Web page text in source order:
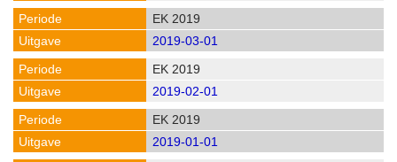
EK 2019
2019-03-01
EK 2019
2019-02-01
EK 2019
2019-01-01